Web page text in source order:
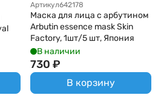
Артикул642178
Маска для лица с арбутином
Arbutin essence mask Skin
Factory, 1шт/5 шт, Япония
В наличии
730 ₽
В корзину